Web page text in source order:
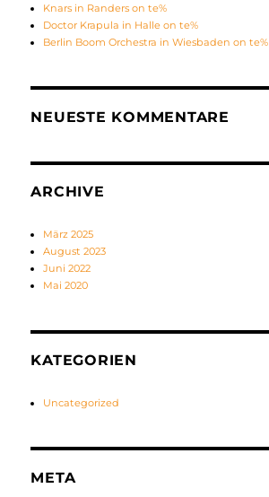
Knars in Randers on te%
Doctor Krapula in Halle on te%
Berlin Boom Orchestra in Wiesbaden on te%
NEUESTE KOMMENTARE
ARCHIVE
März 2025
August 2023
Juni 2022
Mai 2020
KATEGORIEN
Uncategorized
META